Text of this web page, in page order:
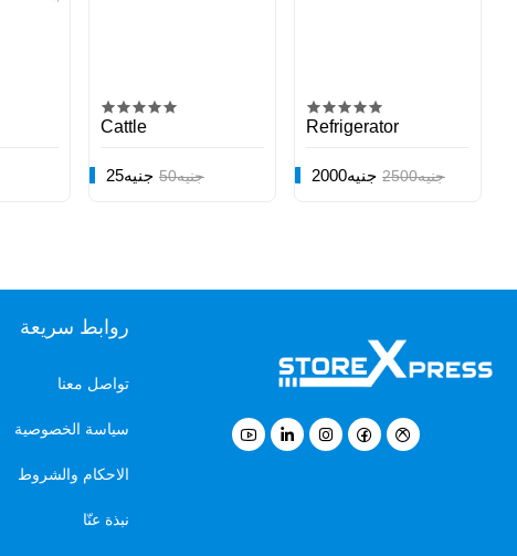
Refrigerator
2000جنيه 2500جنيه
Cattle
25جنيه 50جنيه
روابط سريعة
تواصل معنا
سياسة الخصوصية
الاحكام والشروط
نبذة عنّا